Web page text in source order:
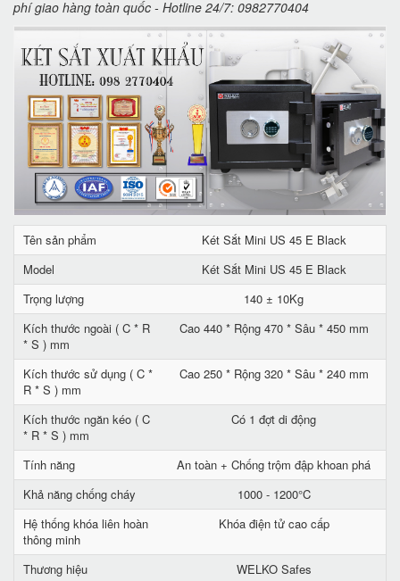
phí giao hàng toàn quốc - Hotline 24/7: 0982770404
Tên sản phẩm
Két Sắt Mini US 45 E Black
Model
Két Sắt Mini US 45 E Black
Trọng lượng
140 ± 10Kg
Kích thước ngoài ( C * R
* S ) mm
Cao 440 * Rộng 470 * Sâu * 450 mm
Kích thước sử dụng ( C *
R * S ) mm
Cao 250 * Rộng 320 * Sâu * 240 mm
Kích thước ngăn kéo ( C
* R * S ) mm
Có 1 đợt di động
Tính năng
An toàn + Chống trộm đập khoan phá
Khả năng chống cháy
1000 - 1200°C
Hệ thống khóa liên hoàn
thông minh
Khóa điện tử cao cấp
Thương hiệu
WELKO Safes